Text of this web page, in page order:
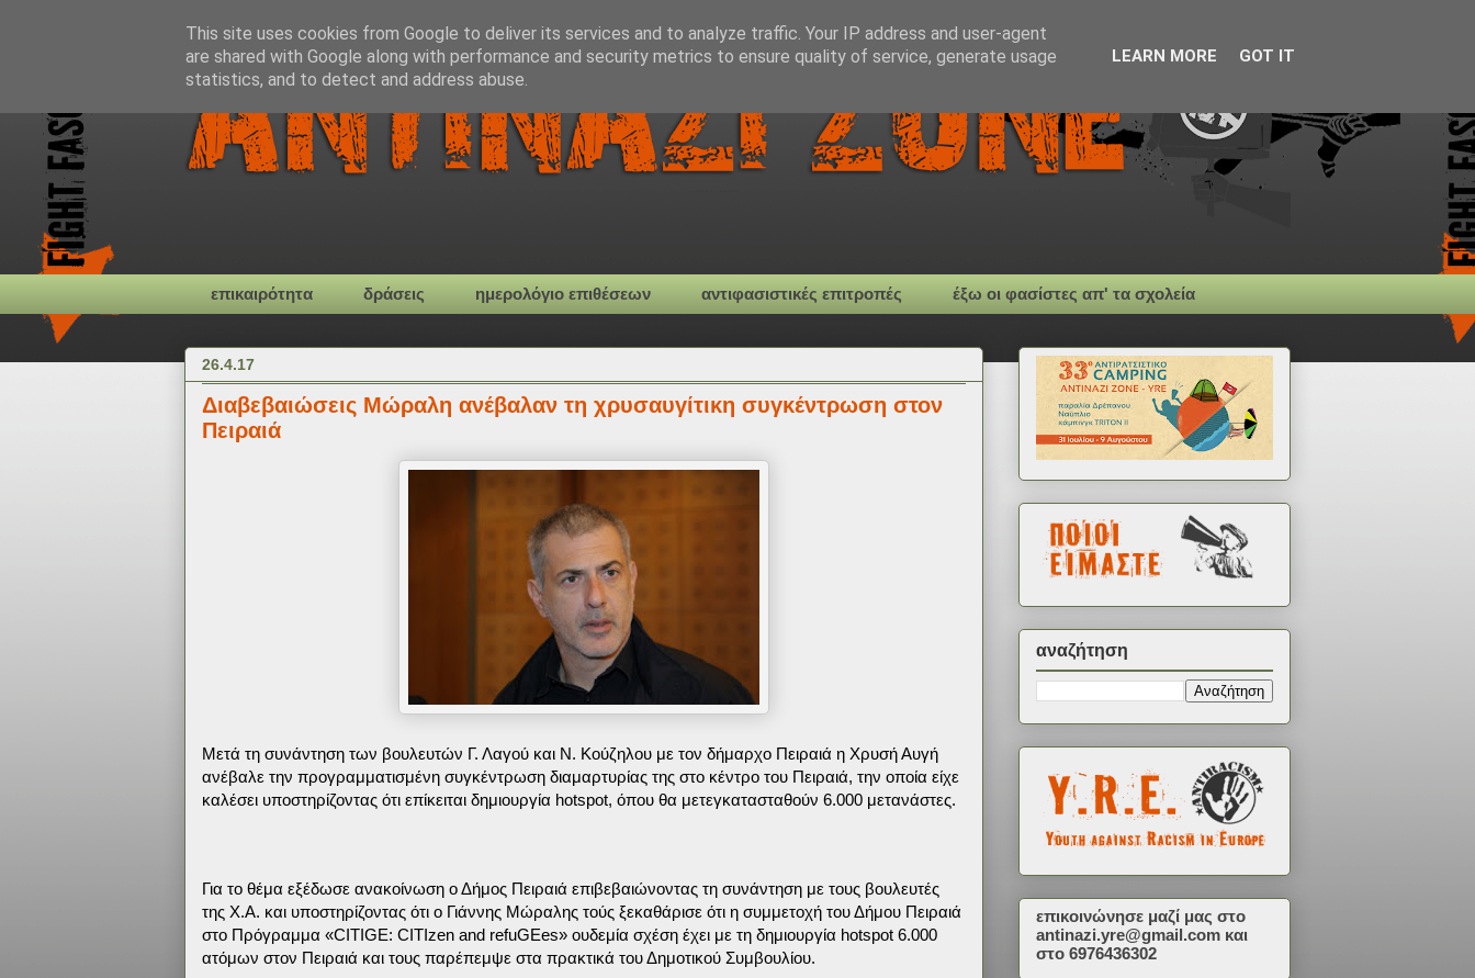
επικαιρότητα δράσεις ημερολόγιο επιθέσεων αντιφασιστικές επιτροπές έξω οι φασίστες απ' τα σχολεία
26.4.17
Διαβεβαιώσεις Μώραλη ανέβαλαν τη χρυσαυγίτικη συγκέντρωση στον
Πειραιά
Μετά τη συνάντηση των βουλευτών Γ. Λαγού και Ν. Κούζηλου με τον δήμαρχο Πειραιά η Χρυσή Αυγή
ανέβαλε την προγραμματισμένη συγκέντρωση διαμαρτυρίας της στο κέντρο του Πειραιά, την οποία είχε
καλέσει υποστηρίζοντας ότι επίκειται δημιουργία hotspot, όπου θα μετεγκατασταθούν 6.000 μετανάστες.
Για το θέμα εξέδωσε ανακοίνωση ο Δήμος Πειραιά επιβεβαιώνοντας τη συνάντηση με τους βουλευτές
της Χ.Α. και υποστηρίζοντας ότι ο Γιάννης Μώραλης τούς ξεκαθάρισε ότι η συμμετοχή του Δήμου Πειραιά
στο Πρόγραμμα «CITIGE: CITIzen and refuGEes» ουδεμία σχέση έχει με τη δημιουργία hotspot 6.000
ατόμων στον Πειραιά και τους παρέπεμψε στα πρακτικά του Δημοτικού Συμβουλίου.
αναζήτηση
επικοινώνησε μαζί μας στο
antinazi.yre@gmail.com και
στο 6976436302
This site uses cookies from Google to deliver its services and to analyze traffic. Your IP address and user-agent
are shared with Google along with performance and security metrics to ensure quality of service, generate usage
statistics, and to detect and address abuse.
LEARN MORE GOT IT